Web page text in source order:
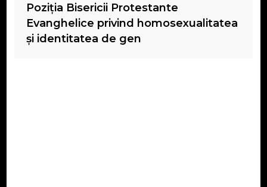
Poziția Bisericii Protestante
Evanghelice privind homosexualitatea
și identitatea de gen